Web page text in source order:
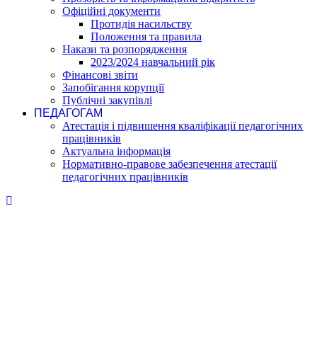
Офіційні документи
Протидія насильству
Положення та правила
Накази та розпорядження
2023/2024 навчальний рік
Фінансові звіти
Запобігання корупції
Публічні закупівлі
ПЕДАГОГАМ
Атестація і підвишення кваліфікації педагогічних
працівників
Актуальна інформація
Нормативно-правове забезпечення атестації
педагогічних працівників